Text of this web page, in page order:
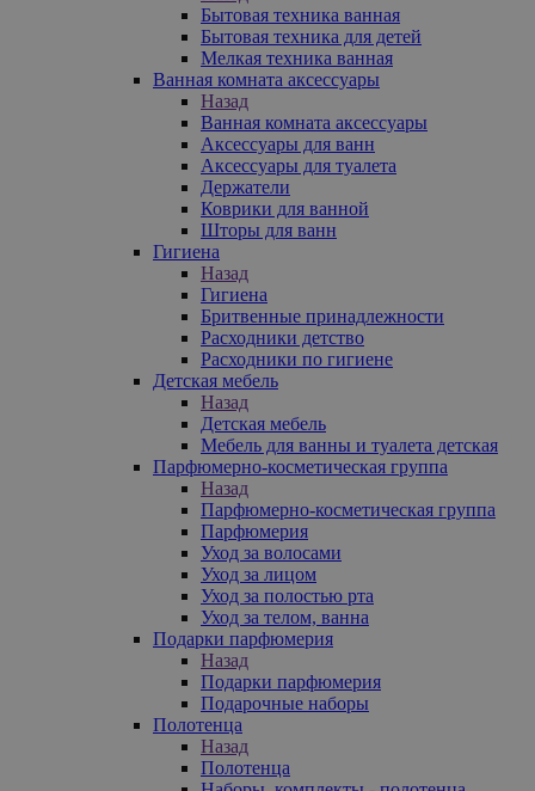
Бытовая техника ванная
Бытовая техника для детей
Мелкая техника ванная
Ванная комната аксессуары
Назад
Ванная комната аксессуары
Аксессуары для ванн
Аксессуары для туалета
Держатели
Коврики для ванной
Шторы для ванн
Гигиена
Назад
Гигиена
Бритвенные принадлежности
Расходники детство
Расходники по гигиене
Детская мебель
Назад
Детская мебель
Мебель для ванны и туалета детская
Парфюмерно-косметическая группа
Назад
Парфюмерно-косметическая группа
Парфюмерия
Уход за волосами
Уход за лицом
Уход за полостью рта
Уход за телом, ванна
Подарки парфюмерия
Назад
Подарки парфюмерия
Подарочные наборы
Полотенца
Назад
Полотенца